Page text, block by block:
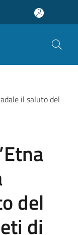
il saluto del
del
di